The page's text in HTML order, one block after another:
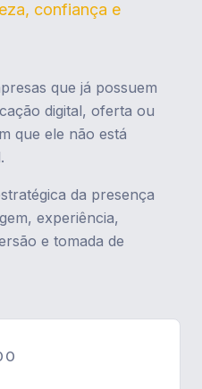
confiança e
que já possuem
digital, oferta ou
que ele não está
da presença
experiência,
e tomada de